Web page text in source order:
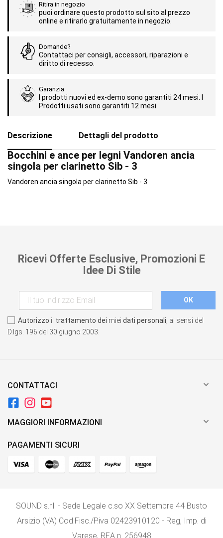
Ritira in negozio
puoi ordinare questo prodotto sul sito al prezzo
online e ritirarlo gratuitamente in negozio.
Domande?
Contattaci per consigli, accessori, riparazioni e
diritto di recesso.
Garanzia
I prodotti nuovi ed ex-demo sono garantiti 24 mesi. I
Prodotti usati sono garantiti 12 mesi.
Descrizione Dettagli del prodotto
Bocchini e ance per legni Vandoren ancia
singola per clarinetto Sib - 3
Vandoren ancia singola per clarinetto Sib - 3
Ricevi Offerte Esclusive, Promozioni E
Idee Di Stile
Autorizzo il trattamento dei miei dati personali , ai sensi del
D.lgs. 196 del 30 giugno 2003.
CONTATTACI 
MAGGIORI INFORMAZIONI 
PAGAMENTI SICURI
SOUND s.r.l. - Sede Legale c.so XX Settembre 44 Busto
Arsizio (VA) Cod.Fisc./P.iva 02423910120 - Reg, Imp. di
Varese, REA n. 256948